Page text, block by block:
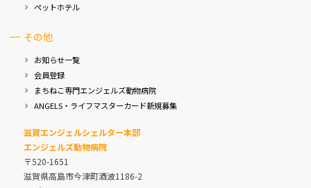
ペットホテル
その他
お知らせ一覧
会員登録
まちねこ専門エンジェルズ動物病院
ANGELS・ライフマスターカード新規募集
滋賀エンジェルシェルター本部
エンジェルズ動物病院
〒520-1651
滋賀県高島市今津町酒波1186-2